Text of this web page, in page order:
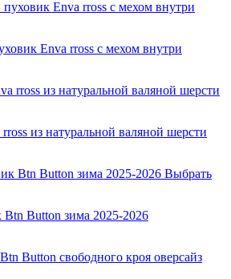
Enva rross с мехом внутри
из натуральной валяной шерсти
Выбрать
Button зима 2025-2026